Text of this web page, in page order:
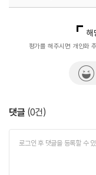
해
평가를 해주시면 개인화
댓글 (0건)